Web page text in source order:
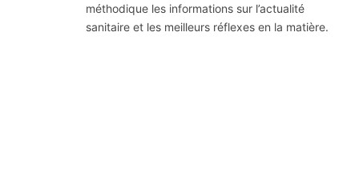
méthodique les informations sur l’actualité
sanitaire et les meilleurs réflexes en la matière.